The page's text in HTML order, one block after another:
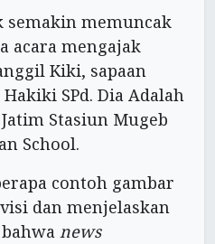
semakin memuncak
acara mengajak
Kiki, sapaan
SPd. Dia Adalah
Stasiun Mugeb
School.
contoh gambar
dan menjelaskan
news